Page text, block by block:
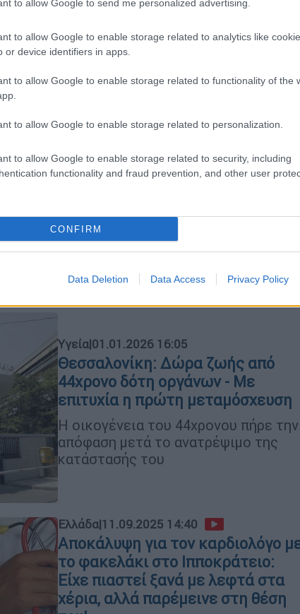
to allow Google to send me personalized advertising.
to allow Google to enable storage related to analytics like
or device identifiers in apps.
to allow Google to enable storage related to functionality of the
to allow Google to enable storage related to personalization.
to allow Google to enable storage related to security, including
functionality and fraud prevention, and other user
CONFIRM
Data Deletion Data Access Privacy Policy
Εκτός από τη φυλάκιση, του
ευρώ και εγγύηση 20.000 ευρώ,
να του αναγνωριστεί κανένα
ελαφρυντικό
Γυναίκα έκανε άνω κάτω το
Ιπποκράτειο βρίζοντας και
Στο νοσοκομείο βρέθηκαν
αστυνομικοί που της πέρασαν
χειροπέδες
Υγεία|01.01.2026 16:05
Θεσσαλονίκη: Δώρα ζωής από
44χρονο δότη οργάνων - Με
επιτυχία η πρώτη μεταμόσχευση
Η οικογένεια του 44χρονου πήρε την
απόφαση μετά το ανατρέψιμο της
κατάστασής του
Ελλάδα|11.09.2025 14:40
Αποκάλυψη για τον καρδιολόγο
το φακελάκι στο Ιπποκράτειο:
Είχε πιαστεί ξανά με λεφτά στα
χέρια, αλλά παρέμεινε στη θέση